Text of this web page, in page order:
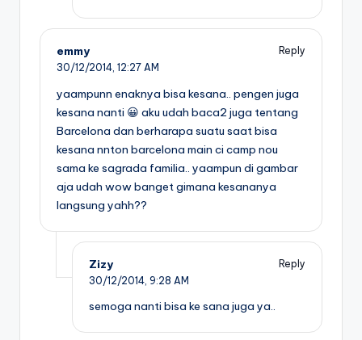
emmy
Reply
30/12/2014, 12:27 AM
yaampunn enaknya bisa kesana.. pengen juga
kesana nanti 😀 aku udah baca2 juga tentang
Barcelona dan berharapa suatu saat bisa
kesana nnton barcelona main ci camp nou
sama ke sagrada familia.. yaampun di gambar
aja udah wow banget gimana kesananya
langsung yahh??
Zizy
Reply
30/12/2014, 9:28 AM
semoga nanti bisa ke sana juga ya..